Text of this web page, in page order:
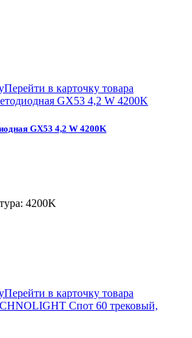
Перейти в карточку товара
GX53 4,2 W 4200K
4200K
Перейти в карточку товара